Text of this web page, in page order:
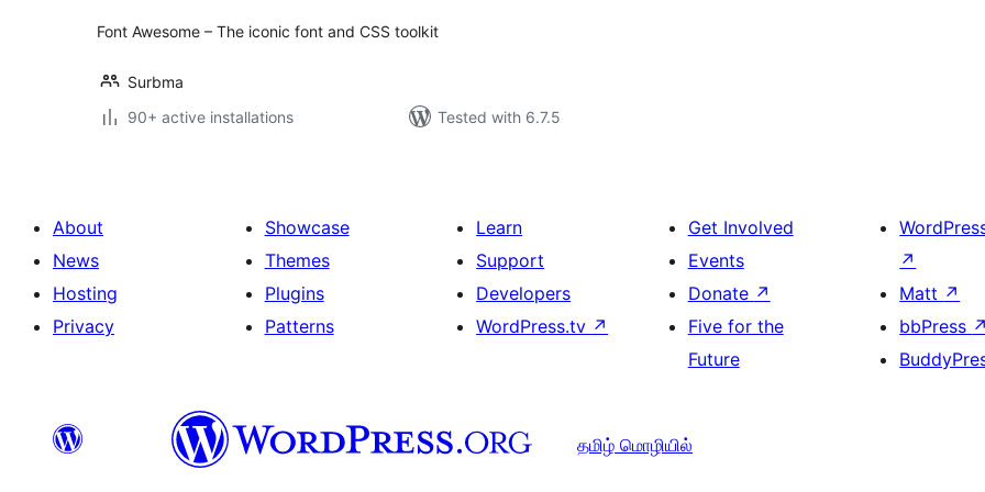
Font Awesome – The iconic font and CSS toolkit
Surbma
90+ active installations
Tested with 6.7.5
About
News
Hosting
Privacy
Showcase
Themes
Plugins
Patterns
Learn
Support
Developers
WordPress.tv ↗
Get Involved
Events
Donate ↗
Five for the
Future
↗
Matt ↗
bbPress ↗
தமிழ் மொழியில்